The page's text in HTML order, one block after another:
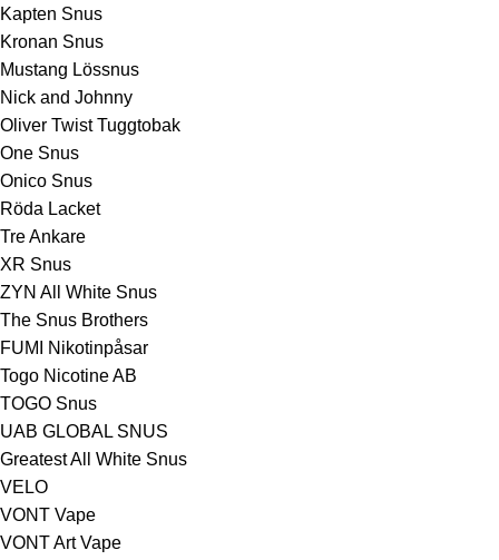
Kapten Snus
Kronan Snus
Mustang Lössnus
Nick and Johnny
Oliver Twist Tuggtobak
One Snus
Onico Snus
Röda Lacket
Tre Ankare
XR Snus
ZYN All White Snus
The Snus Brothers
FUMI Nikotinpåsar
Togo Nicotine AB
TOGO Snus
UAB GLOBAL SNUS
Greatest All White Snus
VELO
VONT Vape
VONT Art Vape